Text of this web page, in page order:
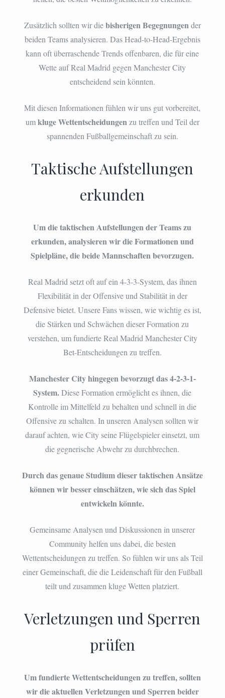
Zusätzlich sollten wir diebisherigen Begegnungender
beiden Teams analysieren. Das Head-to-Head-Ergebnis
kann oft überraschende Trends offenbaren, die für eine
Wette auf Real Madrid gegen Manchester City
entscheidend sein könnten.
Mit diesen Informationen fühlen wir uns gut vorbereitet,
umkluge Wettentscheidungen zu treffen und Teil der
spannenden Fußballgemeinschaft zu sein.
Taktische Aufstellungen
erkunden
Um die taktischen Aufstellungen der Teams zu
erkunden, analysieren wir die Formationen und
Spielpläne, die beide Mannschaften bevorzugen.
Real Madrid setzt oft auf ein 4-3-3-System, das ihnen
Flexibilität in der Offensive und Stabilität in der
Defensive bietet. Unsere Fans wissen, wie wichtig es ist,
die Stärken und Schwächen dieser Formation zu
verstehen, um fundierte Real Madrid Manchester City
Bet-Entscheidungen zu treffen.
Manchester City hingegen bevorzugt das 4-2-3-1-
System.Diese Formation ermöglicht es ihnen, die
Kontrolle im Mittelfeld zu behalten und schnell in die
Offensive zu schalten. In unseren Analysen sollten wir
darauf achten, wie City seine Flügelspieler einsetzt, um
die gegnerische Abwehr zu durchbrechen.
Durch das genaue Studium dieser taktischen Ansätze
können wir besser einschätzen, wie sich das Spiel
entwickeln könnte.
Gemeinsame Analysen und Diskussionen in unserer
Community helfen uns dabei, die besten
Wettentscheidungen zu treffen. So fühlen wir uns als Teil
einer Gemeinschaft, die die Leidenschaft für den Fußball
teilt und zusammen kluge Wetten platziert.
Verletzungen und Sperren
prüfen
Um fundierte Wettentscheidungen zu treffen, sollten
wir die aktuellen Verletzungen und Sperren beider